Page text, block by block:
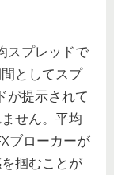
スプレッドで
としてスプ
が提示されて
せん。平均
ブローカーが
掴むことが